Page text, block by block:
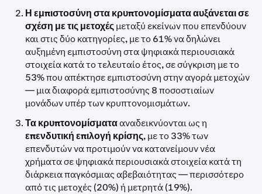
Η εμπιστοσύνη στα κρυπτονομίσματα αυξάνεται σε
σχέση με τις μετοχέςμεταξύ εκείνων που επενδύουν
και στις δύο κατηγορίες, με το 61% να δηλώνει
αυξημένη εμπιστοσύνη στα ψηφιακά περιουσιακά
στοιχεία κατά το τελευταίο έτος, σε σύγκριση με το
53% που απέκτησε εμπιστοσύνη στην αγορά μετοχών
— μια διαφορά εμπιστοσύνης 8 ποσοστιαίων
μονάδων υπέρ των κρυπτονομισμάτων.
Τα κρυπτονομίσματααναδεικνύονται ως η
επενδυτική επιλογή κρίσης, με το 33% των
επενδυτών να προτιμούν να κατανείμουν νέα
χρήματα σε ψηφιακά περιουσιακά στοιχεία κατά τη
διάρκεια παγκόσμιας αβεβαιότητας — περισσότερο
από τις μετοχές (20%) ή μετρητά (19%).